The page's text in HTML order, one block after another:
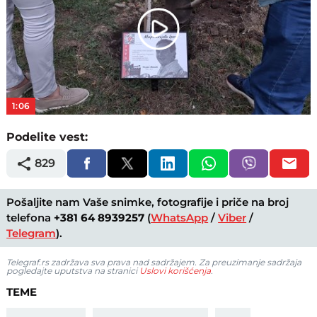
Play
Video
1:06
Podelite vest:
829
Pošaljite nam Vaše snimke, fotografije i priče na broj
telefona +381 64 8939257 (WhatsApp /Viber /
Telegram).
Telegraf.rs zadržava sva prava nad sadržajem. Za preuzimanje sadržaja
pogledajte uputstva na stranici Uslovi korišćenja.
TEME